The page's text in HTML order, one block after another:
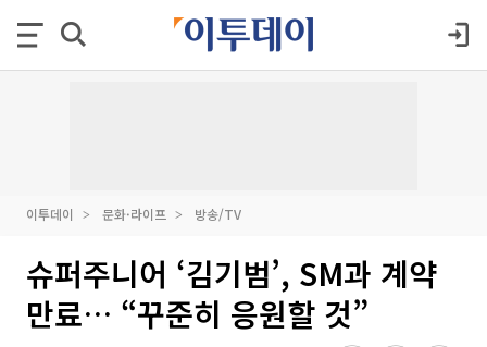
이투데이 문화·라이프 방송/TV
슈퍼주니어 ‘김기범’, SM과 계약
만료… “꾸준히 응원할 것”